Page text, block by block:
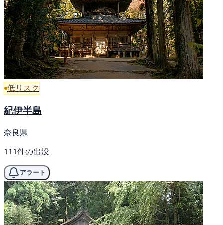
低リスク
紀伊半島
奈良県
111件の出没
アラート